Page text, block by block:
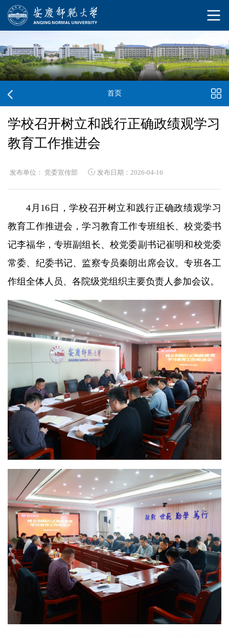
首页
学校召开树立和践行正确政绩观学习
教育工作推进会
发布单位： 党委宣传部 发布日期：2026-04-16
4月16日，学校召开树立和践行正确政绩观学习
教育工作推进会，学习教育工作专班组长、校党委书
记李福华，专班副组长、校党委副书记崔明和校党委
常委、纪委书记、监察专员秦朗出席会议。专班各工
作组全体人员、各院级党组织主要负责人参加会议。